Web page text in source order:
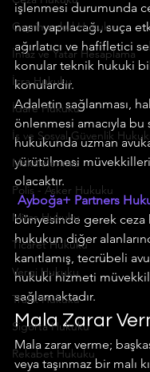
Gayrimenkul Hukuku
İnfaz ve Yatar Hesaplama
İcra Hukuku
İdare Hukuku
İş ve Sosyal Güvenlik
Makalelerimiz
Polis - Asker Hukuku
Miras Hukuku
Ticaret Hukuku
Vergi Hukuku
Trafik Hukuku
Sigorta Hukuku
Rekabet Hukuku
işlenmesi durumunda
nasıl yapılacağı, suça
ağırlatıcı ve hafifletici
konular teknik hukuki
konulardır.
Adaletin sağlanması,
önlenmesi amacıyla bu
hukukunda uzman
yürütülmesi
olacaktır.
Ayboğa+ Partners
bünyesinde gerek ceza
hukukun diğer
kanıtlamış, tecrübeli
hukuki hizmeti
sağlamaktadır.
Mala Zarar
Mala zarar verme;
veya taşınmaz bir malı